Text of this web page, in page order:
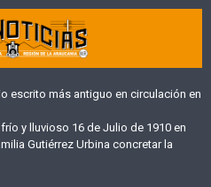
escrito más antiguo en circulación en
y lluvioso 16 de Julio de 1910 en
Gutiérrez Urbina concretar la